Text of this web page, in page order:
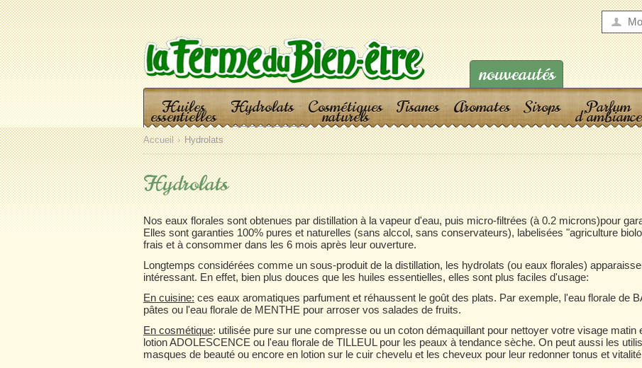
nouveautés
Huiles
essentielles Hydrolats Cosmétiques
naturels Tisanes Aromates Sirops Parfum
d'ambiance
Accueil Hydrolats
Hydrolats
Nos eaux florales sont obtenues par distillation à la vapeur d'eau, puis micro-filtrées (à 0.2 microns)pour
Elles sont garanties 100% pures et naturelles (sans alccol, sans conservateurs), labelisées "agriculture
frais et à consommer dans les 6 mois après leur ouverture.
Longtemps considérées comme un sous-produit de la distillation, les hydrolats (ou eaux florales)
intéressant. En effet, bien plus douces que les huiles essentielles, elles sont plus faciles d'usage:
En cuisine: ces eaux aromatiques parfument et réhaussent le goût des plats. Par exemple, l'eau florale de
pâtes ou l'eau florale de MENTHE pour arroser vos salades de fruits.
En cosmétique: utilisée pure sur une compresse ou un coton démaquillant pour nettoyer votre visage
lotion ADOLESCENCE ou l'eau florale de TILLEUL pour les peaux à tendance sèche. On peut aussi les
masques de beauté ou encore en lotion sur le cuir chevelu et les cheveux pour leur redonner tonus et